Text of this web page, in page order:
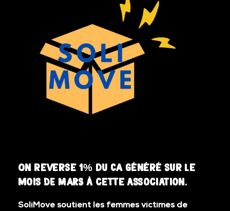
On reverse 1% du CA généré sur le
mois DE MARS à cette association.
SoliMove soutient les femmes victimes de